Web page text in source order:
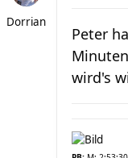
Dorrian
Peter
wird's